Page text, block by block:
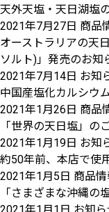
天外天塩・天日湖塩
2021年7月27日 商品
オーストラリアの天
ソルト)」発売のお知
2021年7月14日 お知
中国産塩化カルシウ
2021年1月26日 商品
「世界の天日塩」の
2021年1月19日 お知
約50年前、本店で使
2021年1月5日 商品情
「さまざまな沖縄の